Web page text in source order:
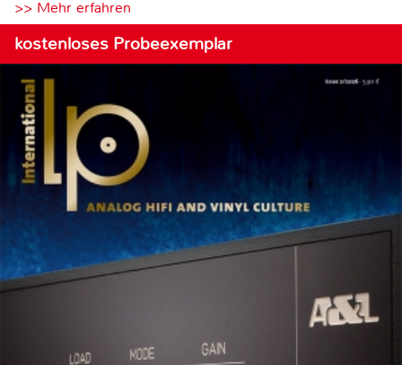
>> Mehr erfahren
kostenloses Probeexemplar